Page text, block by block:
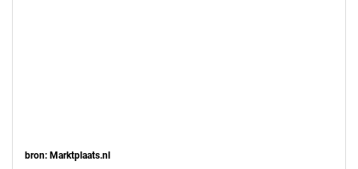
bron: Marktplaats.nl